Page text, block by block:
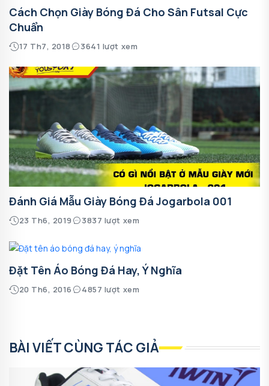
Cách Chọn Giày Bóng Đá Cho Sân Futsal Cực
Chuẩn
17 Th7, 2018 3641 lượt xem
Đánh Giá Mẫu Giày Bóng Đá Jogarbola 001
23 Th6, 2019 3837 lượt xem
Đặt Tên Áo Bóng Đá Hay, Ý Nghĩa
20 Th6, 2016 4857 lượt xem
BÀI VIẾT CÙNG TÁC GIẢ